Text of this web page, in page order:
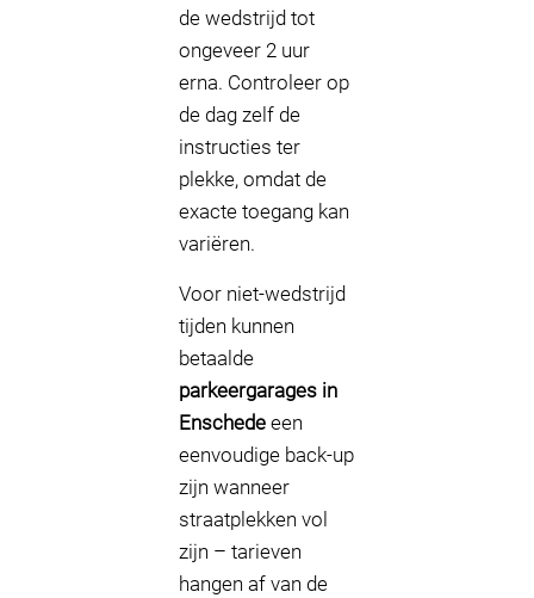
de wedstrijd tot
ongeveer 2 uur
erna. Controleer op
de dag zelf de
instructies ter
plekke, omdat de
exacte toegang kan
variëren.
Voor niet-wedstrijd
tijden kunnen
betaalde
parkeergarages in
Enschede een
eenvoudige back-up
zijn wanneer
straatplekken vol
zijn – tarieven
hangen af van de